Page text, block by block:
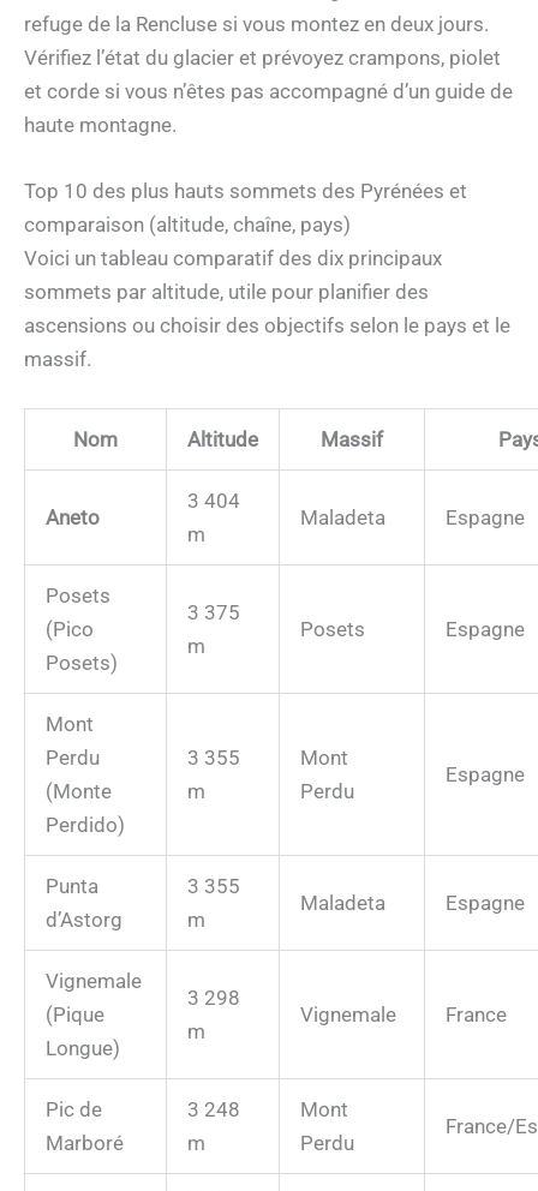
refuge de la Rencluse si vous montez en deux jours.
Vérifiez l’état du glacier et prévoyez crampons, piolet
et corde si vous n’êtes pas accompagné d’un guide de
haute montagne.
Top 10 des plus hauts sommets des Pyrénées et
comparaison (altitude, chaîne, pays)
Voici un tableau comparatif des dix principaux
sommets par altitude, utile pour planifier des
ascensions ou choisir des objectifs selon le pays et le
massif.
Nom Altitude Massif
Aneto
3 404
m
Maladeta Espagne
Posets
(Pico
Posets)
3 375
m
Posets Espagne
Mont
Perdu
(Monte
Perdido)
3 355
m
Mont
Perdu
Espagne
Punta
d’Astorg
3 355
m
Maladeta Espagne
Vignemale
(Pique
Longue)
3 298
m
Vignemale France
Pic de
Marboré
3 248
m
Mont
Perdu
France/